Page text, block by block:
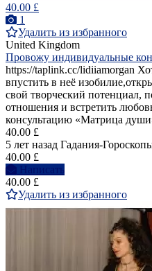
40.00 £
1
Удалить из избранного
United Kingdom
Провожу индивидуальные
https://taplink.cc/lidiiamorgan
впустить в неё
свой творческий потенциал,
отношения и встретить
консультацию «Матрица
40.00 £
5 лет назад Гадания-
40.00 £
Написать
40.00 £
Удалить из избранного